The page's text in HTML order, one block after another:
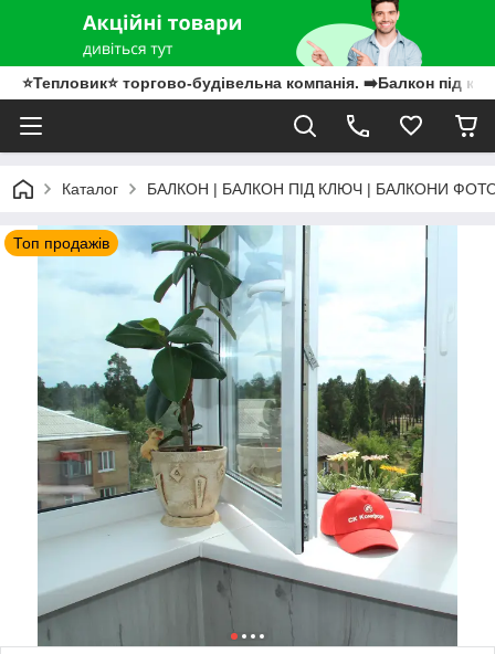
⭐Тепловик⭐ торгово-будівельна компанія. ➡️Балкон під
Каталог БАЛКОН | БАЛКОН ПІД КЛЮЧ | БАЛКОНИ
Топ продажів